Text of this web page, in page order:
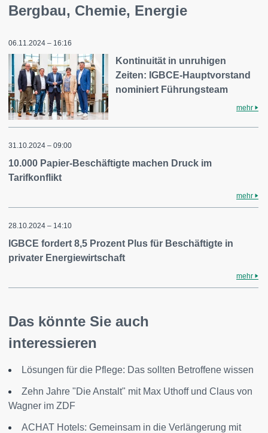
Bergbau, Chemie, Energie
06.11.2024 – 16:16
Kontinuität in unruhigen
Zeiten: IGBCE-Hauptvorstand
nominiert Führungsteam
mehr
31.10.2024 – 09:00
10.000 Papier-Beschäftigte machen Druck im
Tarifkonflikt
mehr
28.10.2024 – 14:10
IGBCE fordert 8,5 Prozent Plus für Beschäftigte in
privater Energiewirtschaft
mehr
Das könnte Sie auch
interessieren
Lösungen für die Pflege: Das sollten Betroffene wissen
Zehn Jahre "Die Anstalt" mit Max Uthoff und Claus von
Wagner im ZDF
ACHAT Hotels: Gemeinsam in die Verlängerung mit